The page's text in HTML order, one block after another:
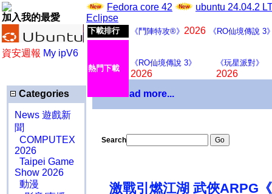
加入我的最愛
資安週報 My ipV6
Fedora core 42
ubuntu 24.04.2
Eclipse
下載排行 《鬥陣特攻®》 2026 《RO仙境傳說 3
熱門下載
《RO仙境傳說 3》
2026
《玩星派對》
2026
Categories
News 遊戲新
聞
COMPUTEX
2026
Taipei Game
Show 2026
動漫
Download more...
Search
激戰引燃江湖 武俠ARPG